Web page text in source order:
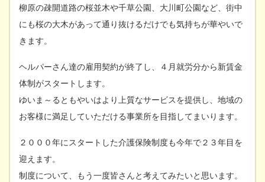
柳原の疎開道路の桜並木や千草公園、大川町公園など、街中
にも桜の大木があって通り抜けるだけでも気持ちが華やいで
きます。
ヘルパーさん達の雇用契約が終了し、４月就労分から新賃金
体制がスタートします。
ゆいま～るともやいはより上質なサービスを提供し、地域の
お客様に満足していただける事業所を目指してまいります。
２０００年にスタートした介護保険制度も今年で２３年目を
迎えます。
制度について、もう一度皆さんと考えてみたいと思います。